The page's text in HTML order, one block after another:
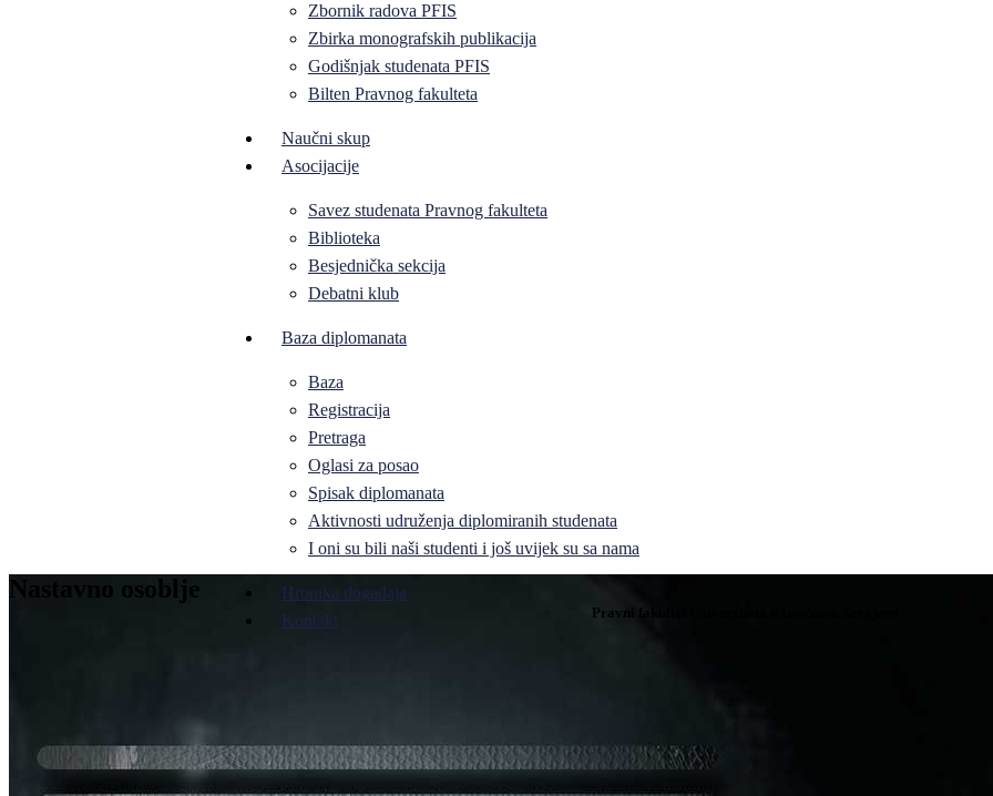
Zbornik radova PFIS
Zbirka monografskih publikacija
Godišnjak studenata PFIS
Bilten Pravnog fakulteta
Naučni skup
Asocijacije
Savez studenata Pravnog fakulteta
Biblioteka
Besjednička sekcija
Debatni klub
Baza diplomanata
Baza
Registracija
Pretraga
Oglasi za posao
Spisak diplomanata
Aktivnosti udruženja diplomiranih studenata
I oni su bili naši studenti i još uvijek su sa nama
Hronika događaja
Kontakt
Nastavno osoblje
Pravni fakultet Univerziteta u Istočnom Sarajevu